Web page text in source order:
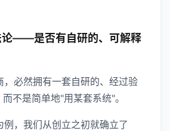
论——是否有自研的、可解释
，必然拥有一套自研的、经过验
不是简单地"用某套系统"。
例，我们从创立之初就确立了